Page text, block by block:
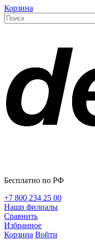
Корзина
Бесплатно по РФ
+7 800 234 25 00
Наши филиалы
Сравнить
Избранное
Корзина Войти